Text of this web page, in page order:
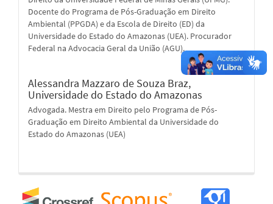
Docente do Programa de Pós-Graduação em Direito
Ambiental (PPGDA) e da Escola de Direito (ED) da
Universidade do Estado do Amazonas (UEA). Procurador
Federal na Advocacia Geral da União (AGU).
Alessandra Mazzaro de Souza Braz,
Universidade do Estado do Amazonas
Advogada. Mestra em Direito pelo Programa de Pós-
Graduação em Direito Ambiental da Universidade do
Estado do Amazonas (UEA)